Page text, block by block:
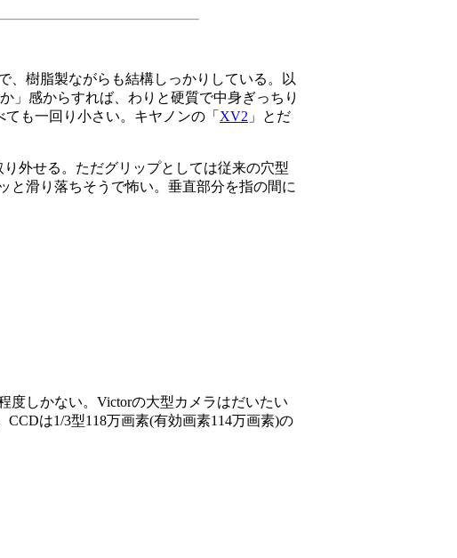
樹脂製ながらも結構しっかりしている。以
」感からすれば、わりと硬質で中身ぎっちり
も一回り小さい。キヤノンの「 XV2 」とだ
外せる。ただグリップとしては従来の穴型
と滑り落ちそうで怖い。垂直部分を指の間に
度しかない。Victorの大型カメラはだいたい
は1/3型118万画素(有効画素114万画素)の